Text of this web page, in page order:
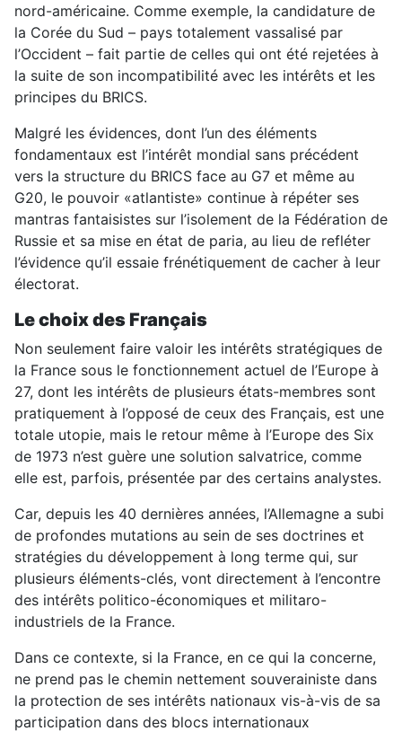
nord-américaine. Comme exemple, la candidature de
la Corée du Sud – pays totalement vassalisé par
l’Occident – fait partie de celles qui ont été rejetées à
la suite de son incompatibilité avec les intérêts et les
principes du BRICS.
Malgré les évidences, dont l’un des éléments
fondamentaux est l’intérêt mondial sans précédent
vers la structure du BRICS face au G7 et même au
G20, le pouvoir «atlantiste» continue à répéter ses
mantras fantaisistes sur l’isolement de la Fédération de
Russie et sa mise en état de paria, au lieu de refléter
l’évidence qu’il essaie frénétiquement de cacher à leur
électorat.
Le choix des Français
Non seulement faire valoir les intérêts stratégiques de
la France sous le fonctionnement actuel de l’Europe à
27, dont les intérêts de plusieurs états-membres sont
pratiquement à l’opposé de ceux des Français, est une
totale utopie, mais le retour même à l’Europe des Six
de 1973 n’est guère une solution salvatrice, comme
elle est, parfois, présentée par des certains analystes.
Car, depuis les 40 dernières années, l’Allemagne a subi
de profondes mutations au sein de ses doctrines et
stratégies du développement à long terme qui, sur
plusieurs éléments-clés, vont directement à l’encontre
des intérêts politico-économiques et militaro-
industriels de la France.
Dans ce contexte, si la France, en ce qui la concerne,
ne prend pas le chemin nettement souverainiste dans
la protection de ses intérêts nationaux vis-à-vis de sa
participation dans des blocs internationaux